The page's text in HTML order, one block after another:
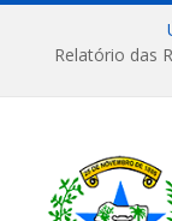
Relatório das